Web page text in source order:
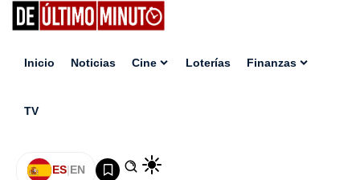
Inicio Noticias Cine Loterías Finanzas
TV
ES|EN